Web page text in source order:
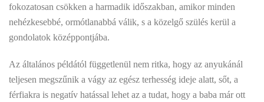
fokozatosan csökken a harmadik időszakban, amikor minden
nehézkesebbé, ormótlanabbá válik, s a közelgő szülés kerül a
gondolatok középpontjába.
Az általános példától függetlenül nem ritka, hogy az anyukánál
teljesen megszűnik a vágy az egész terhesség ideje alatt, sőt, a
férfiakra is negatív hatással lehet az a tudat, hogy a baba már ott